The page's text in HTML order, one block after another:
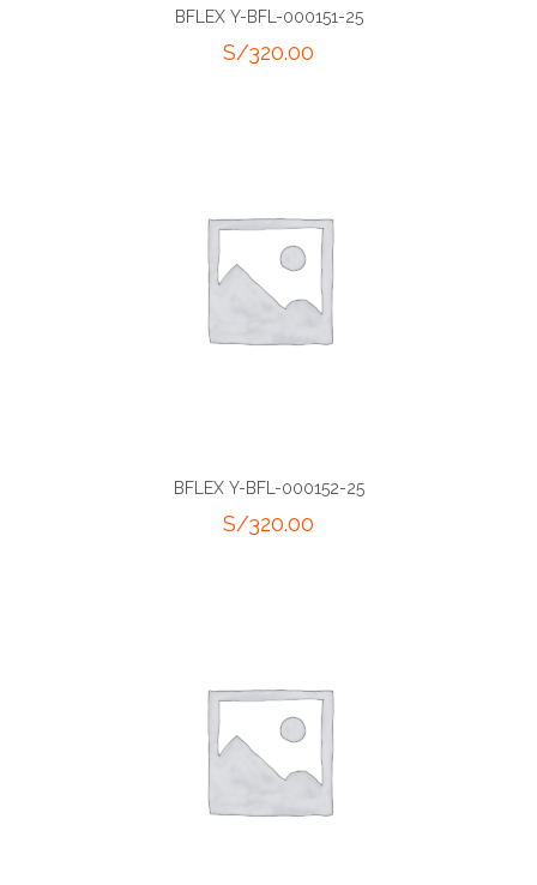
BFLEX Y-BFL-000151-25
S/320.00
BFLEX Y-BFL-000152-25
S/320.00